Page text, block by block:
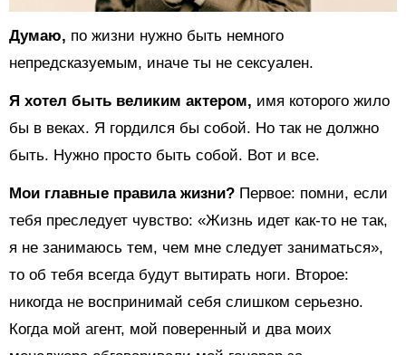
Думаю, по жизни нужно быть немного
непредсказуемым, иначе ты не сексуален.
Я хотел быть великим актером, имя которого жило
бы в веках. Я гордился бы собой. Но так не должно
быть. Нужно просто быть собой. Вот и все.
Мои главные правила жизни? Первое: помни, если
тебя преследует чувство: «Жизнь идет как-то не так,
я не занимаюсь тем, чем мне следует заниматься»,
то об тебя всегда будут вытирать ноги. Второе:
никогда не воспринимай себя слишком серьезно.
Когда мой агент, мой поверенный и два моих